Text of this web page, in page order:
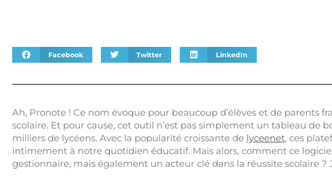
Facebook Twitter LinkedIn
Ah, Pronote ! Ce nom évoque pour beaucoup d’élèves et de parents
scolaire. Et pour cause, cet outil n’est pas simplement un tableau de
milliers de lycéens. Avec la popularité croissante de lyceenet, ces
intimement à notre quotidien éducatif. Mais alors, comment ce
gestionnaire, mais également un acteur clé dans la réussite scolaire ?